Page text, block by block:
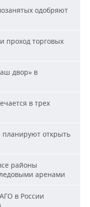
одобряют
проход торговых
двор» в
в трех
планируют открыть
районы
аренами
в России